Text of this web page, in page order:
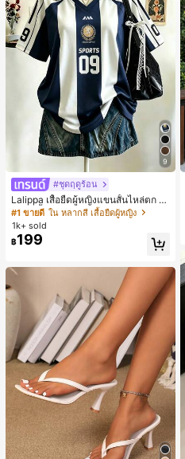
9
#ชุดฤดูร้อน
Lalippa เสื้อยืดผู้หญิงแขนสั้นไหล่ตก ค
อวีปกเสื้อ ลายพิมพ์ดิจิทัลลายทาง สไตล์
สปอร์ตแฟชั่นมินิมอล ของขวัญสำหรับเ
พื่อน
#1 ขายดี ใน หลากสี เสื้อยืดผู้หญิง
1k+ sold
฿199